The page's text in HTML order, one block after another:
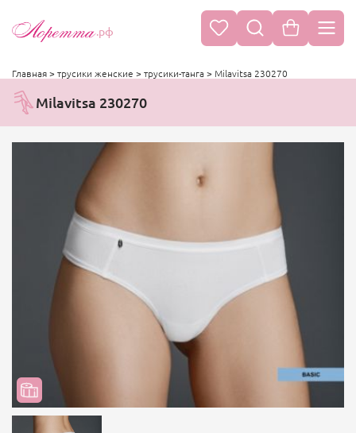
.рф
Главная> трусики женские > трусики-танга> Milavitsa 230270
Milavitsa 230270